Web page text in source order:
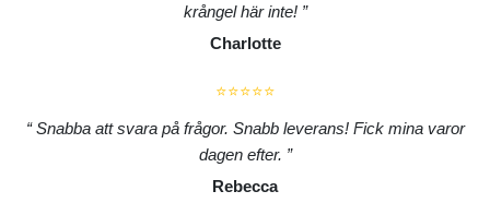
krångel här inte!
Charlotte
⭐⭐⭐⭐⭐
Snabba att svara på frågor. Snabb leverans! Fick mina varor
dagen efter.
Rebecca